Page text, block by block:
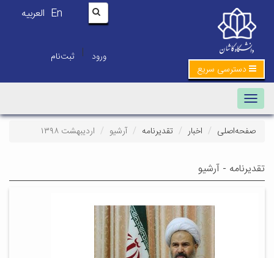
En العربیه
ورود | ثبت‌نام
دسترسی سریع
Toggle navigation
صفحه‌اصلی اخبار تقدیرنامه آرشیو اردیبهشت ۱۳۹۸
تقدیرنامه - آرشیو